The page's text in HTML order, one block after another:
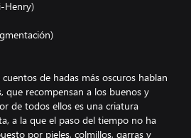
Henry)
de hadas más oscuros hablan
que recompensan a los buenos y
de todos ellos es una criatura
a la que el paso del tiempo no ha
por pieles, colmillos, garras y